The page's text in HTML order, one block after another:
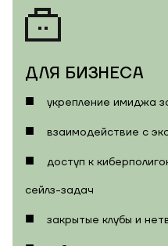
ДЛЯ БИЗНЕСА
укрепление имиджа
взаимодействие с
доступ к
сейлз-задач
закрытые клубы и